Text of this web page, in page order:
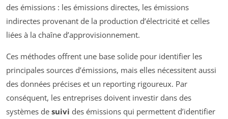
des émissions : les émissions directes, les émissions
indirectes provenant de la production d’électricité et celles
liées à la chaîne d’approvisionnement.
Ces méthodes offrent une base solide pour identifier les
principales sources d’émissions, mais elles nécessitent aussi
des données précises et un reporting rigoureux. Par
conséquent, les entreprises doivent investir dans des
systèmes de suivi des émissions qui permettent d’identifier